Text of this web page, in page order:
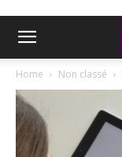
Home Non classé